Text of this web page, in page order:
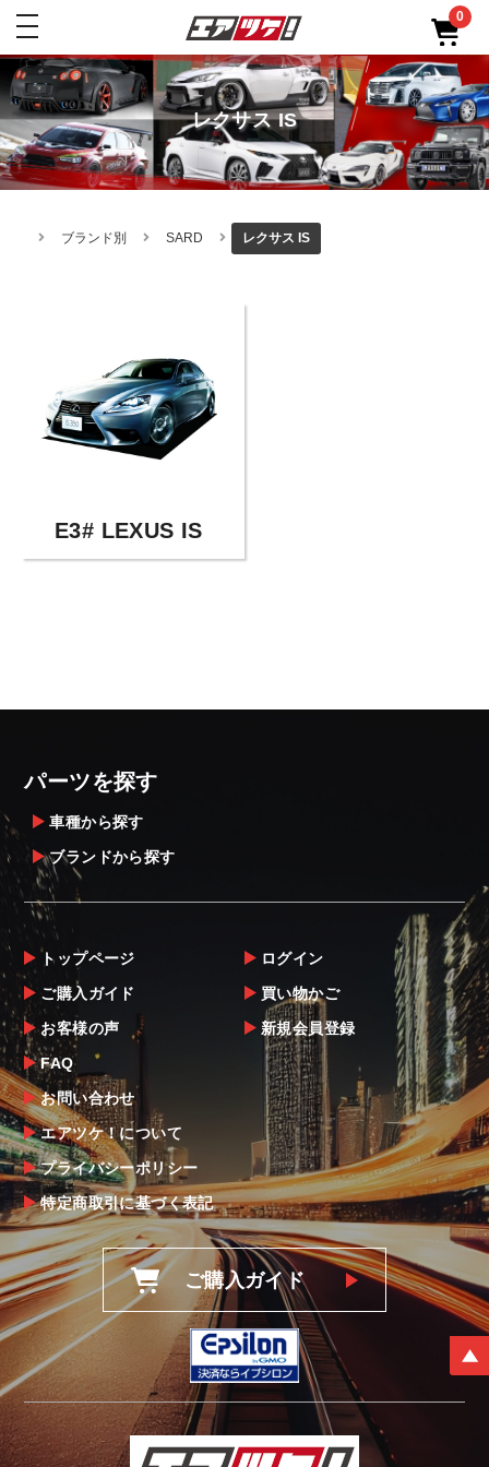
toggle
0
レクサス IS
ブランド別 SARD レクサス IS
E3# LEXUS IS
パーツを探す
車種から探す
ブランドから探す
トップページ
ご購入ガイド
お客様の声
FAQ
お問い合わせ
エアツケ！について
プライバシーポリシー
特定商取引に基づく表記
ログイン
買い物かご
新規会員登録
ご購入ガイド